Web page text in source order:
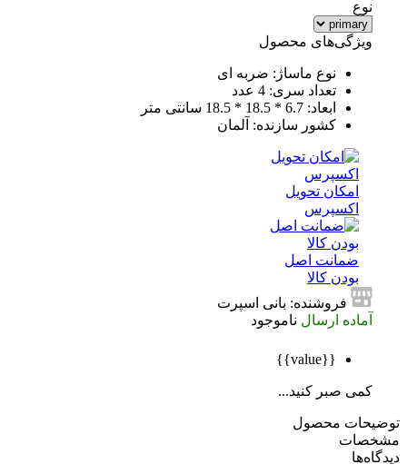
ویژگی‌های محصول
نوع ماساژ: ضربه ای
تعداد سری: 4 عدد
ابعاد: 6.7 * 18.5 * 18.5 سانتی متر
کشور سازنده: آلمان
امکان تحویل
اکسپرس
ضمانت اصل
بودن کالا
فروشنده: بانی اسپرت
آماده ارسال ناموجود
کمی صبر کنید...
محصول